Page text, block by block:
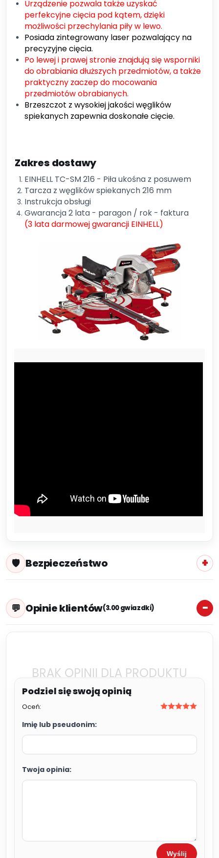
Urządzenie pozwala także uzyskać
perfekcyjne cięcia pod kątem, dzięki
możliwości przechylania piły w lewo.
Posiada zintegrowany laser pozwalający na
precyzyjne cięcia.
Po lewej i prawej stronie znajdują się wsporniki
do obrabiania dłuższych przedmiotów, a także
praktyczny zaczep do mocowania
przedmiotów obrabianych.
Brzeszczot z wysokiej jakości węglików
spiekanych zapewnia doskonałe cięcie.
Zakres dostawy
EINHELL TC-SM 216 - Piła ukośna z posuwem
Tarcza z węglików spiekanych 216 mm
Instrukcja obsługi
Gwarancja 2 lata - paragon / rok - faktura
(3 lata darmowej gwarancji EINHELL)
Bezpieczeństwo
Opinie klientów(3.00 gwiazdki)
BRAK OPINII DLA PRODUKTU
Oceń:
Imię lub pseudonim:
Twoja opinia:
Wyślij